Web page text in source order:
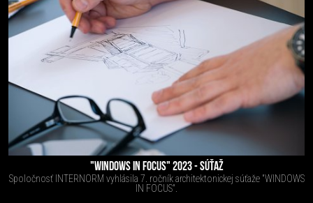
"WINDOWS IN FOCUS" 2023 - SÚŤAŽ
Spoločnosť INTERNORM vyhlásila 7. ročník architektonickej súťaže "WINDOWS
IN FOCUS".